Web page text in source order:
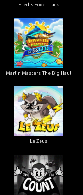
Fred's Food Truck
Marlin Masters: The Big Haul
Le Zeus